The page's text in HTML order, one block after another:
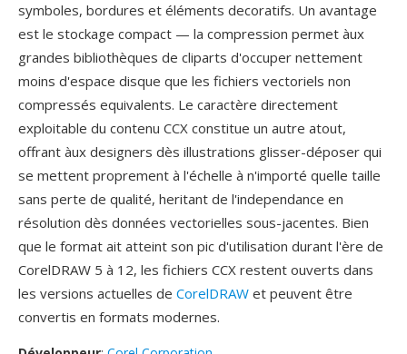
symboles, bordures et éléments decoratifs. Un avantage
est le stockage compact — la compression permet àux
grandes bibliothèques de cliparts d'occuper nettement
moins d'espace disque que les fichiers vectoriels non
compressés equivalents. Le caractère directement
exploitable du contenu CCX constitue un autre atout,
offrant àux designers dès illustrations glisser-déposer qui
se mettent proprement à l'échelle à n'importé quelle taille
sans perte de qualité, heritant de l'independance en
résolution dès données vectorielles sous-jacentes. Bien
que le format ait atteint son pic d'utilisation durant l'ère de
CorelDRAW 5 à 12, les fichiers CCX restent ouverts dans
les versions actuelles de CorelDRAW et peuvent être
convertis en formats modernes.